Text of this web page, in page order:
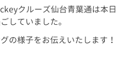
クルーズ仙台青葉通は本日
していました。
の様子をお伝えいたします！